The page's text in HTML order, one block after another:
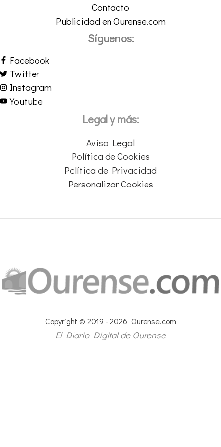
Contacto
Publicidad en Ourense.com
Síguenos:
Facebook
Twitter
Instagram
Youtube
Legal y más:
Aviso Legal
Política de Cookies
Política de Privacidad
Personalizar Cookies
Copyright © 2019 - 2026 Ourense.com
El Diario Digital de Ourense